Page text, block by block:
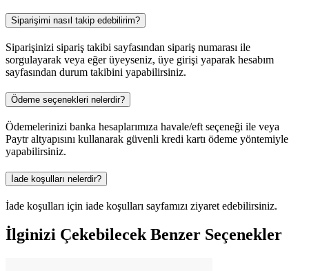
Siparişimi nasıl takip edebilirim?
Siparişinizi sipariş takibi sayfasından sipariş numarası ile
sorgulayarak veya eğer üyeyseniz, üye girişi yaparak hesabım
sayfasından durum takibini yapabilirsiniz.
Ödeme seçenekleri nelerdir?
Ödemelerinizi banka hesaplarımıza havale/eft seçeneği ile veya
Paytr altyapısını kullanarak güvenli kredi kartı ödeme yöntemiyle
yapabilirsiniz.
İade koşulları nelerdir?
İade koşulları için iade koşulları sayfamızı ziyaret edebilirsiniz.
İlginizi Çekebilecek Benzer Seçenekler